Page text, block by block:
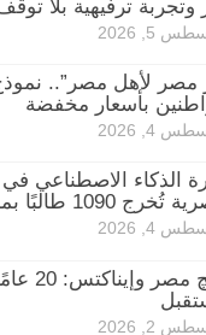
وتجربة ترفيهية بلا
5, 2026
مصر لأهل مصر”..
بأسعار مخفضة
4, 2026
الذكاء الاصطناعي
1090 طالبًا بمشروعات مبتكرة
4, 2026
أورنچ
2, 2026